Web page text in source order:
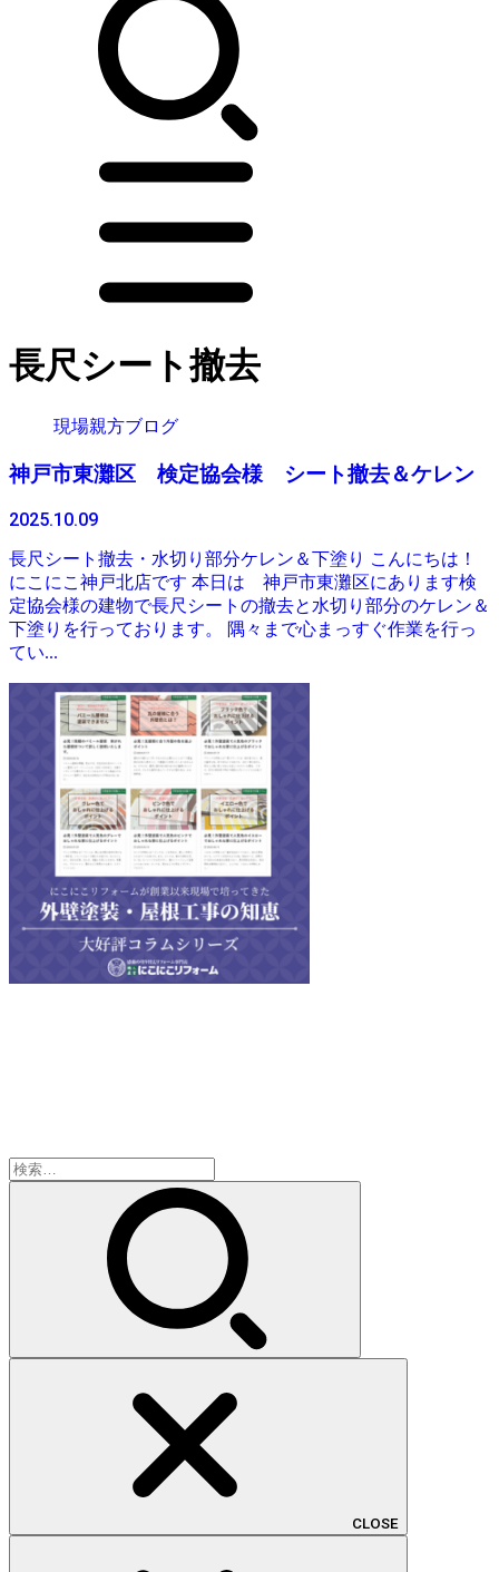
長尺シート撤去
現場親方ブログ
神戸市東灘区 検定協会様 シート撤去＆ケレン
2025.10.09
長尺シート撤去・水切り部分ケレン＆下塗り こんにちは！
にこにこ神戸北店です 本日は 神戸市東灘区にあります検
定協会様の建物で長尺シートの撤去と水切り部分のケレン＆
下塗りを行っております。 隅々まで心まっすぐ作業を行っ
てい...
検
索:
CLOSE